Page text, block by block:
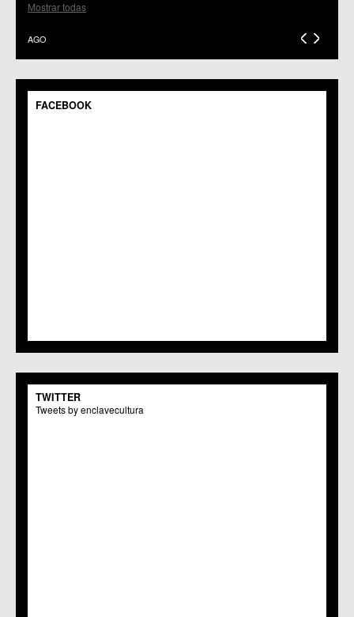
C.C.S. El Palmar
C.C.S. El Ranero
C.M. Gea y Truyols
C.C.S. La Paz
C.M. El Carmen
Centros Culturales
C.C. Puertas de Castilla
Mostrar todas
AGO
FACEBOOK
TWITTER
Tweets by enclavecultura